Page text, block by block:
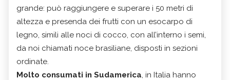
grande: può raggiungere e superare i 50 metri di
altezza e presenda dei frutti con un esocarpo di
legno, simili alle noci di cocco, con all’interno i semi,
da noi chiamati noce brasiliane, disposti in sezioni
ordinate.
Molto consumati in Sudamerica, in Italia hanno